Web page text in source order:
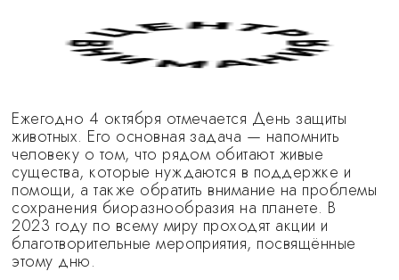
Ежегодно 4 октября отмечается День защиты
животных. Его основная задача — напомнить
человеку о том, что рядом обитают живые
существа, которые нуждаются в поддержке и
помощи, а также обратить внимание на проблемы
сохранения биоразнообразия на планете. В
2023 году по всему миру проходят акции и
благотворительные мероприятия, посвящённые
этому дню.